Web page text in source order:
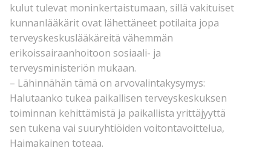
kulut tulevat moninkertaistumaan, sillä vakituiset
kunnanlääkärit ovat lähettäneet potilaita jopa
terveyskeskuslääkäreitä vähemmän
erikoissairaanhoitoon sosiaali- ja
terveysministeriön mukaan.
– Lähinnähän tämä on arvovalintakysymys:
Halutaanko tukea paikallisen terveyskeskuksen
toiminnan kehittämistä ja paikallista yrittäjyyttä
sen tukena vai suuryhtiöiden voitontavoittelua,
Haimakainen toteaa.